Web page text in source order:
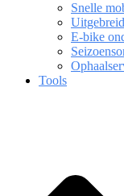
Snelle
E-bike
Tools